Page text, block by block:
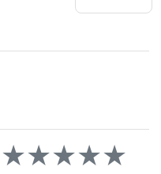
★★★★★
★★★★★
★★★★★